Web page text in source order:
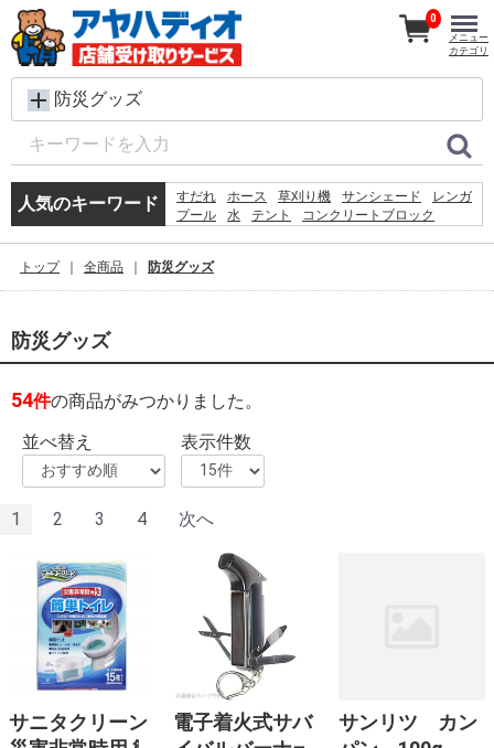
防災グッズ
人気のキーワード すだれ ホース 草刈り機 サンシェード
レンガ
プール
水 テント
コンクリートブロック
飼育ケース
0
メニュー
カテゴリ
トップ 全商品 防災グッズ
防災グッズ
54件の商品がみつかりました。
並べ替え
表示件数
1 2 3 4 次へ
サニタクリーン
電子着火式サバ
サンリツ カン